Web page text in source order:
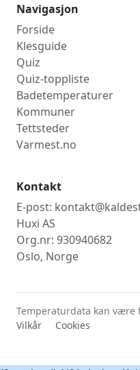
Navigasjon
Forside
Klesguide
Quiz
Quiz-toppliste
Badetemperaturer
Kommuner
Tettsteder
Varmest.no
Kontakt
E-post:
Huxi AS
Org.nr: 930940682
Oslo, Norge
Temperaturdata kan være
Vilkår
Cookies